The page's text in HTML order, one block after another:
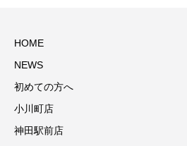
HOME
NEWS
初めての方へ
小川町店
神田駅前店